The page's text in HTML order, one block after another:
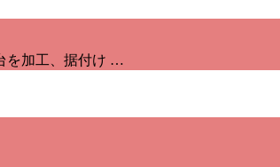
を加工、据付け …